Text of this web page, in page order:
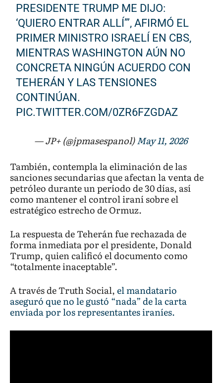
PRESIDENTE TRUMP ME DIJO:
‘QUIERO ENTRAR ALLÍ’”, AFIRMÓ EL
PRIMER MINISTRO ISRAELÍ EN CBS,
MIENTRAS WASHINGTON AÚN NO
CONCRETA NINGÚN ACUERDO CON
TEHERÁN Y LAS TENSIONES
CONTINÚAN.
PIC.TWITTER.COM/0ZR6FZGDAZ
— JP+ (@jpmasespanol)May 11, 2026
También, contempla la eliminación de las
sanciones secundarias que afectan la venta de
petróleo durante un período de 30 días, así
como mantener el control iraní sobre el
estratégico estrecho de Ormuz.
La respuesta de Teherán fue rechazada de
forma inmediata por el presidente, Donald
Trump, quien calificó el documento como
“totalmente inaceptable”.
A través de Truth Social,el mandatario
aseguró que no le gustó “nada” de la carta
enviada por los representantes iraníes.